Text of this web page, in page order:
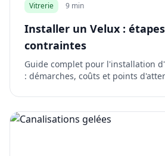
Vitrerie 9 min
Installer un Velux :
contraintes
Guide complet pour l'installation
: démarches, coûts et points